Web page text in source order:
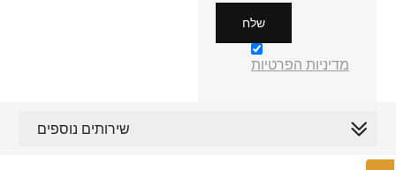
שלח
מדיניות הפרטיות
שירותים נוספים